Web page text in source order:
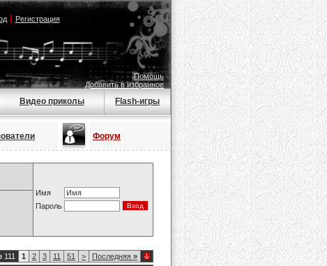
| Регистрация
Помощь
Добавить в избранное
Видео приколы Flash-игры
Форум
Имя
Пароль
111 1 2 3 11 51 > Последняя »